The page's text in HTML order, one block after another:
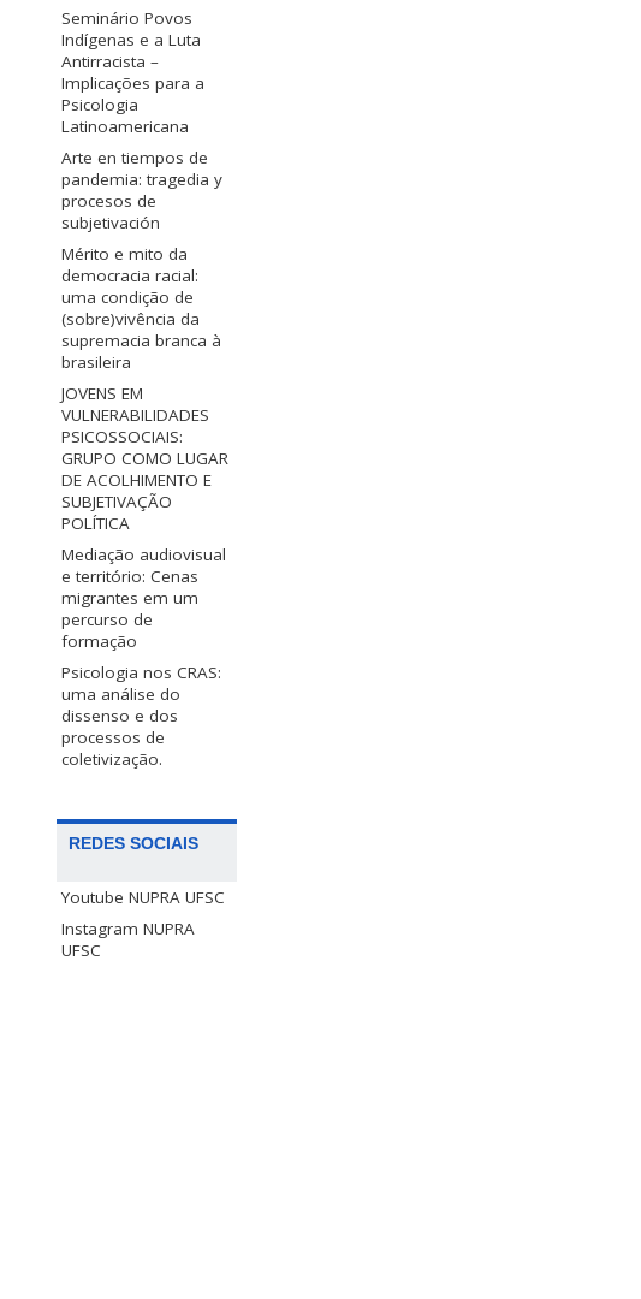
Seminário Povos
Indígenas e a Luta
Antirracista –
Implicações para a
Psicologia
Latinoamericana
Arte en tiempos de
pandemia: tragedia y
procesos de
subjetivación
Mérito e mito da
democracia racial:
uma condição de
(sobre)vivência da
supremacia branca à
brasileira
JOVENS EM
VULNERABILIDADES
PSICOSSOCIAIS:
GRUPO COMO LUGAR
DE ACOLHIMENTO E
SUBJETIVAÇÃO
POLÍTICA
Mediação audiovisual
e território: Cenas
migrantes em um
percurso de
formação
Psicologia nos CRAS:
uma análise do
dissenso e dos
processos de
coletivização.
REDES SOCIAIS
Youtube NUPRA UFSC
Instagram NUPRA
UFSC